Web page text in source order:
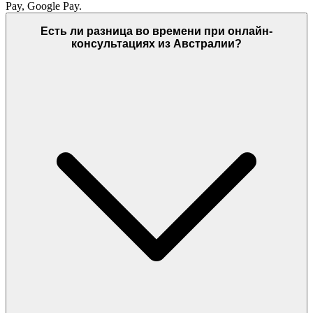
Pay, Google Pay.
Есть ли разница во времени при онлайн-
консультациях из Австралии?